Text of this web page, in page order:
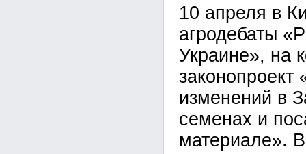
10 апреля в
агродебаты
Украине», на
законопроект
изменений в
семенах и
материале».